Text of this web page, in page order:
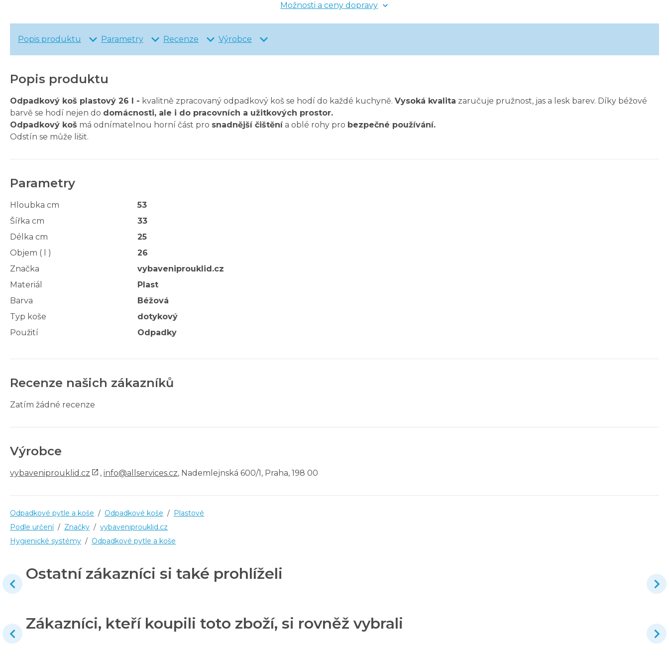
Možnosti a ceny dopravy
Popis produktu Parametry Recenze Výrobce
Popis produktu
Odpadkový koš plastový 26 l - kvalitně zpracovaný odpadkový koš se hodí do každé kuchyně. Vysoká kvalita zaručuje pružnost, jas a lesk barev. Díky béžové
barvě se hodí nejen do domácnosti, ale i do pracovních a užitkových prostor.
Odpadkový koš má odnímatelnou horní část pro snadnější čištěnía oblé rohy pro bezpečné používání.
Odstín se může lišit.
Parametry
Hloubka cm
53
Šířka cm
33
Délka cm
25
Objem ( l )
26
Značka
vybaveniprouklid.cz
Materiál
Plast
Barva
Béžová
Typ koše
dotykový
Použití
Odpadky
Recenze našich zákazníků
Zatím žádné recenze
Výrobce
vybaveniprouklid.cz , info@allservices.cz, Nademlejnská 600/1, Praha, 198 00
Odpadkové pytle a koše / Odpadkové koše / Plastové
Podle určení / Značky / vybaveniprouklid.cz
Hygienické systémy / Odpadkové pytle a koše
Ostatní zákazníci si také prohlíželi
Zákazníci, kteří koupili toto zboží, si rovněž vybrali